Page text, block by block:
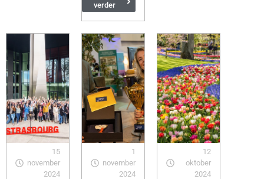
verder
15
november
2024
1
november
2024
12
oktober
2024